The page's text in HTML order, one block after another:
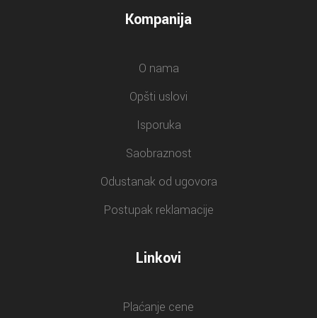
Kompanija
O nama
Opšti uslovi
Isporuka
Saobraznost
Odustanak od ugovora
Postupak reklamacije
Linkovi
Plaćanje cene